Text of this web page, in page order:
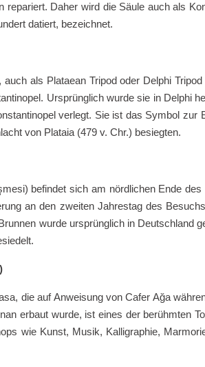
repariert. Daher wird die Säule auch als
datiert, bezeichnet.
auch als Plataean Tripod oder Delphi
Ursprünglich wurde sie in Delphi
verlegt. Sie ist das Symbol zur
von Plataia (479 v. Chr.) besiegten.
befindet sich am nördlichen Ende
an den zweiten Jahrestag des
wurde ursprünglich in Deutschland
die auf Anweisung von Cafer Ağa
erbaut wurde, ist eines der berühmten
wie Kunst, Musik, Kalligraphie,